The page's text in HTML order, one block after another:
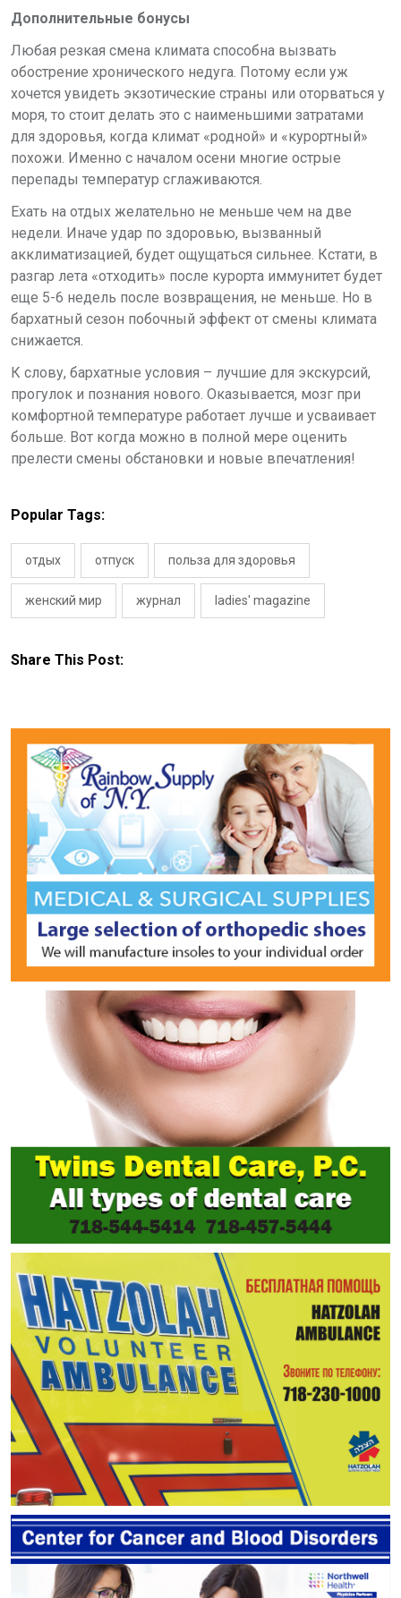
Дополнительные бонусы
Любая резкая смена климата способна вызвать
обострение хронического недуга. Потому если уж
хочется увидеть экзотические страны или оторваться у
моря, то стоит делать это с наименьшими затратами
для здоровья, когда климат «родной» и «курортный»
похожи. Именно с началом осени многие острые
перепады температур сглаживаются.
Ехать на отдых желательно не меньше чем на две
недели. Иначе удар по здоровью, вызванный
акклиматизацией, будет ощущаться сильнее. Кстати, в
разгар лета «отходить» после курорта иммунитет будет
еще 5-6 недель после возвращения, не меньше. Но в
бархатный сезон побочный эффект от смены климата
снижается.
К слову, бархатные условия – лучшие для экскурсий,
прогулок и познания нового. Оказывается, мозг при
комфортной температуре работает лучше и усваивает
больше. Вот когда можно в полной мере оценить
прелести смены обстановки и новые впечатления!
Popular Tags:
отдых отпуск польза для здоровья
женский мир журнал ladies' magazine
Share This Post: